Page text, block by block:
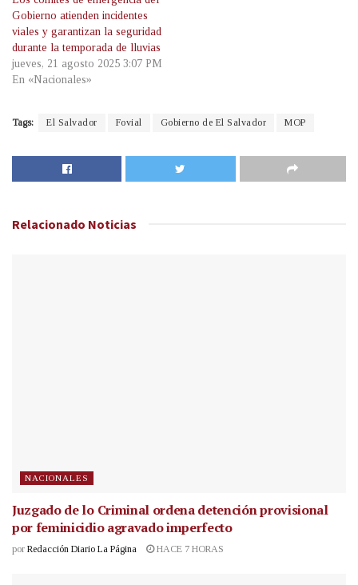
Gobierno atienden incidentes
viales y garantizan la seguridad
durante la temporada de lluvias
jueves, 21 agosto 2025 3:07 PM
En «Nacionales»
Tags: El Salvador Fovial Gobierno de El Salvador MOP
Relacionado Noticias
NACIONALES
Juzgado de lo Criminal ordena detención provisional
por feminicidio agravado imperfecto
por Redacción Diario La Página HACE 7 HORAS